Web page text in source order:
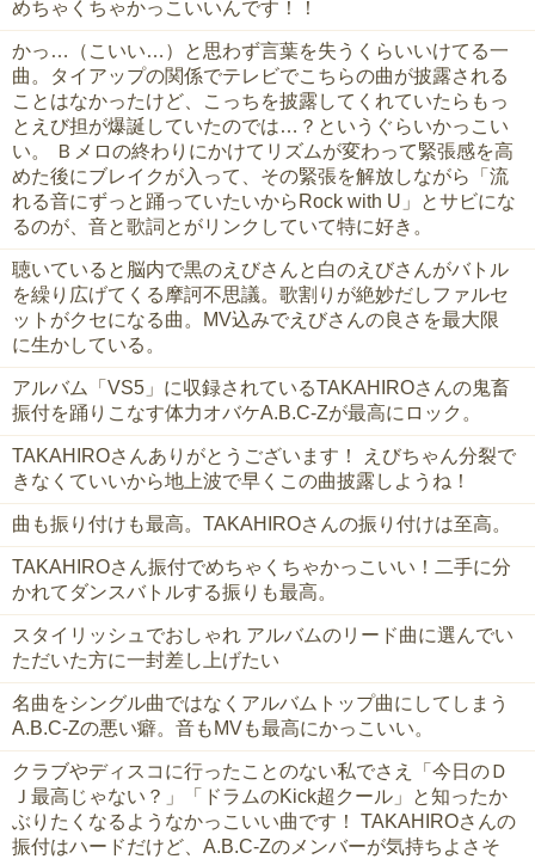
めちゃくちゃかっこいいんです！！
かっ…（こいい…）と思わず言葉を失うくらいいけてる一
曲。タイアップの関係でテレビでこちらの曲が披露される
ことはなかったけど、こっちを披露してくれていたらもっ
とえび担が爆誕していたのでは…？というぐらいかっこい
い。 Ｂメロの終わりにかけてリズムが変わって緊張感を高
めた後にブレイクが入って、その緊張を解放しながら「流
れる音にずっと踊っていたいからRock with U」とサビにな
るのが、音と歌詞とがリンクしていて特に好き。
聴いていると脳内で黒のえびさんと白のえびさんがバトル
を繰り広げてくる摩訶不思議。歌割りが絶妙だしファルセ
ットがクセになる曲。MV込みでえびさんの良さを最大限
に生かしている。
アルバム「VS5」に収録されているTAKAHIROさんの鬼畜
振付を踊りこなす体力オバケA.B.C-Zが最高にロック。
TAKAHIROさんありがとうございます！ えびちゃん分裂で
きなくていいから地上波で早くこの曲披露しようね！
曲も振り付けも最高。TAKAHIROさんの振り付けは至高。
TAKAHIROさん振付でめちゃくちゃかっこいい！二手に分
かれてダンスバトルする振りも最高。
スタイリッシュでおしゃれ アルバムのリード曲に選んでい
ただいた方に一封差し上げたい
名曲をシングル曲ではなくアルバムトップ曲にしてしまう
A.B.C-Zの悪い癖。音もMVも最高にかっこいい。
クラブやディスコに行ったことのない私でさえ「今日のＤ
Ｊ最高じゃない？」「ドラムのKick超クール」と知ったか
ぶりたくなるようなかっこいい曲です！ TAKAHIROさんの
振付はハードだけど、A.B.C-Zのメンバーが気持ちよさそ